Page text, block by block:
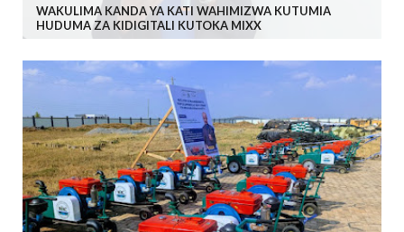
WAKULIMA KANDA YA KATI WAHIMIZWA KUTUMIA
HUDUMA ZA KIDIGITALI KUTOKA MIXX